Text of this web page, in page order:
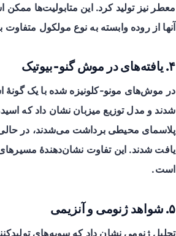
معطر نیز تولید کرد. این متابولیت‌ها
آنها از روده وابسته به نوع مولکول متفاوت
۴. یافته‌های در موش گنو‑بیوتیک
در موش‌های مونو‑کلونیزه شده با یک گونهٔ
شدند و مدل توزیع میزبان نشان داد که
پلاسمای محیطی برداشت می‌شدند، در
یافت شدند. این تفاوت نشان‌دهندهٔ
است.
۵. شواهد ژنومی و آنزیمی
تحلیل ژنومی نشان داد که سویه‌های